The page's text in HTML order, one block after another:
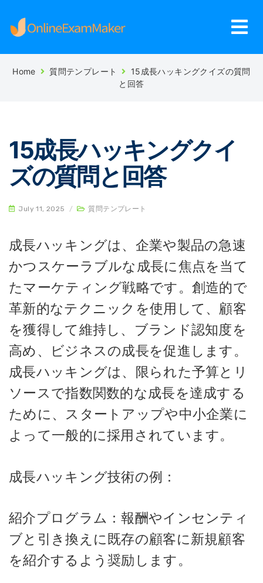
Home 質問テンプレート
15成長ハッキングクイズの質問
と回答
15成長ハッキングクイ
ズの質問と回答
July 11, 2025 / 質問テンプレート
成長ハッキングは、企業や製品の急速
かつスケーラブルな成長に焦点を当て
たマーケティング戦略です。創造的で
革新的なテクニックを使用して、顧客
を獲得して維持し、ブランド認知度を
高め、ビジネスの成長を促進します。
成長ハッキングは、限られた予算とリ
ソースで指数関数的な成長を達成する
ために、スタートアップや中小企業に
よって一般的に採用されています。
成長ハッキング技術の例：
紹介プログラム：報酬やインセンティ
ブと引き換えに既存の顧客に新規顧客
を紹介するよう奨励します。